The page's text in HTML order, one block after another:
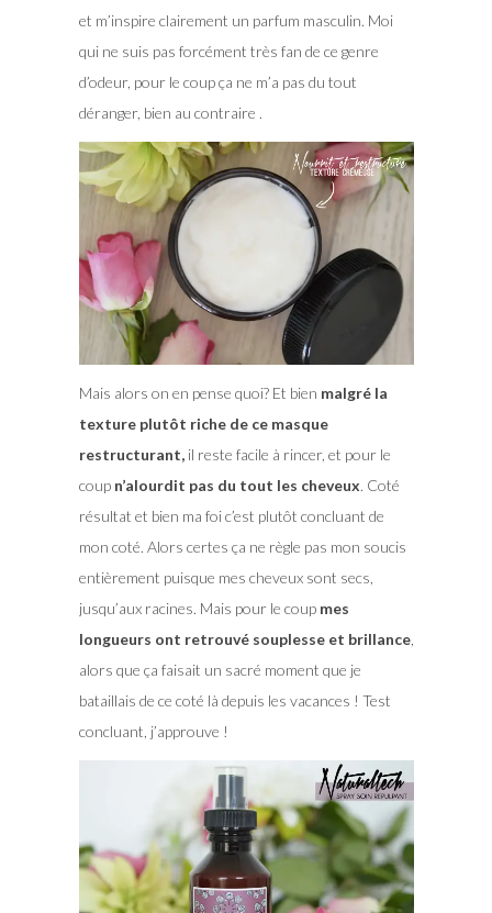
et m’inspire clairement un parfum masculin. Moi
qui ne suis pas forcément très fan de ce genre
d’odeur, pour le coup ça ne m’a pas du tout
déranger, bien au contraire .
Mais alors on en pense quoi? Et bien malgré la
texture plutôt riche de ce masque
restructurant,il reste facile à rincer, et pour le
coupn’alourdit pas du tout les cheveux. Coté
résultat et bien ma foi c’est plutôt concluant de
mon coté. Alors certes ça ne règle pas mon soucis
entièrement puisque mes cheveux sont secs,
jusqu’aux racines. Mais pour le coup mes
longueurs ont retrouvé souplesse et brillance,
alors que ça faisait un sacré moment que je
bataillais de ce coté là depuis les vacances ! Test
concluant, j’approuve !